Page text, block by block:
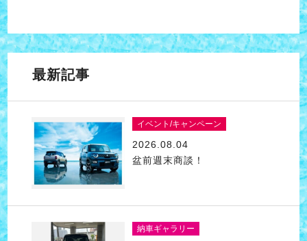
最新記事
イベント/キャンペーン
2026.08.04
盆前週末商談！
納車ギャラリー